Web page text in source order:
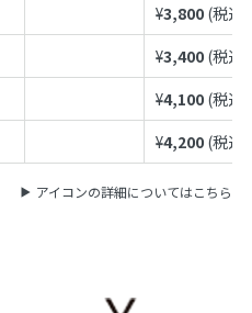
¥3,800 (税込¥
¥3,400 (税込¥
¥4,100 (税込¥
¥4,200 (税込¥
アイコンの詳細についてはこちら